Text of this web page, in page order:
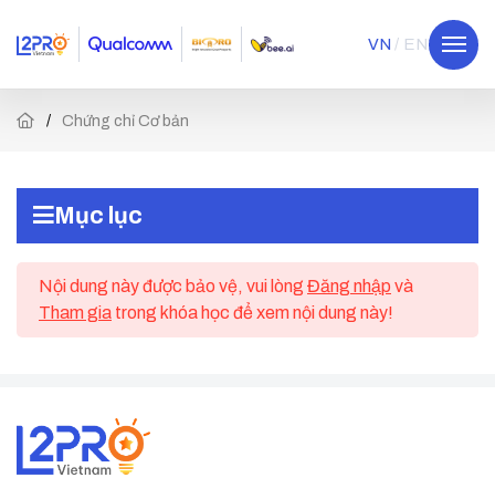
VN EN
Chứng chỉ Cơ bản
Mục lục
Nội dung này được bảo vệ, vui lòng Đăng nhập và
Tham gia trong khóa học để xem nội dung này!